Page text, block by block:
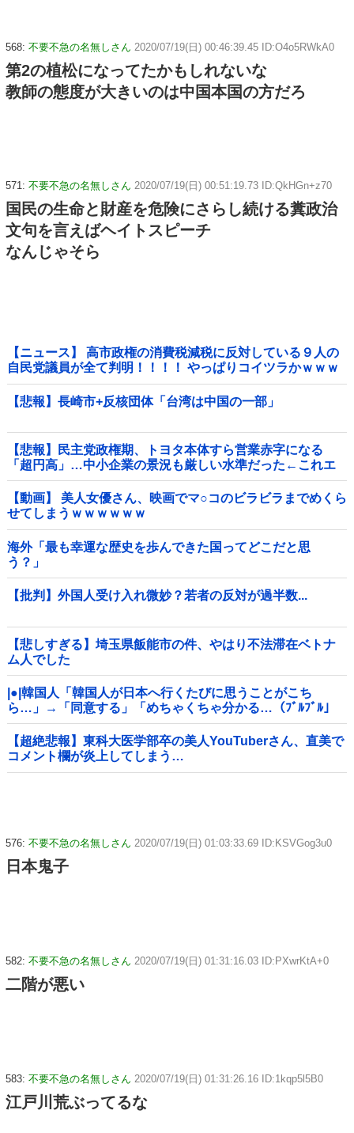
568: 不要不急の名無しさん 2020/07/19(日) 00:46:39.45 ID:O4o5RWkA0
第2の植松になってたかもしれないな
教師の態度が大きいのは中国本国の方だろ
571: 不要不急の名無しさん 2020/07/19(日) 00:51:19.73 ID:QkHGn+z70
国民の生命と財産を危険にさらし続ける糞政治
文句を言えばヘイトスピーチ
なんじゃそら
【ニュース】 高市政権の消費税減税に反対している９人の
自民党議員が全て判明！！！！ やっぱりコイツラかｗｗｗ
ｗｗ
【悲報】長崎市+反核団体「台湾は中国の一部」
【悲報】民主党政権期、トヨタ本体すら営業赤字になる
「超円高」…中小企業の景況も厳しい水準だった←これエ
グいよな他
【動画】 美人女優さん、映画でマ○コのビラビラまでめくら
せてしまうｗｗｗｗｗｗ
海外「最も幸運な歴史を歩んできた国ってどこだと思
う？」
【批判】外国人受け入れ微妙？若者の反対が過半数...
【悲しすぎる】埼玉県飯能市の件、やはり不法滞在ベトナ
ム人でした
|●|韓国人「韓国人が日本へ行くたびに思うことがこち
ら…」→「同意する」「めちゃくちゃ分かる…（ﾌﾞﾙﾌﾞﾙ」
＝韓国の反応
【超絶悲報】東科大医学部卒の美人YouTuberさん、直美で
コメント欄が炎上してしまう…
576: 不要不急の名無しさん 2020/07/19(日) 01:03:33.69 ID:KSVGog3u0
日本鬼子
582: 不要不急の名無しさん 2020/07/19(日) 01:31:16.03 ID:PXwrKtA+0
二階が悪い
583: 不要不急の名無しさん 2020/07/19(日) 01:31:26.16 ID:1kqp5l5B0
江戸川荒ぶってるな